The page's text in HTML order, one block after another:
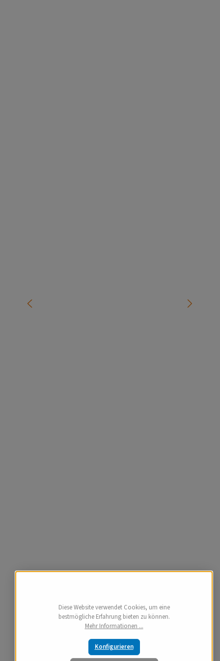
Diese Website verwendet Cookies, um eine
bestmögliche Erfahrung bieten zu können.
Mehr Informationen ...
Konfigurieren